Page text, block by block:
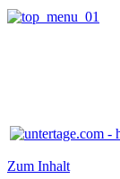
Zum Inhalt